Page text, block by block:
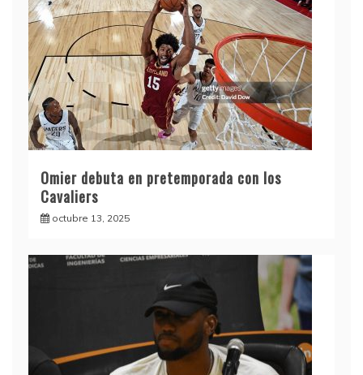
Omier debuta en pretemporada con los
Cavaliers
octubre 13, 2025